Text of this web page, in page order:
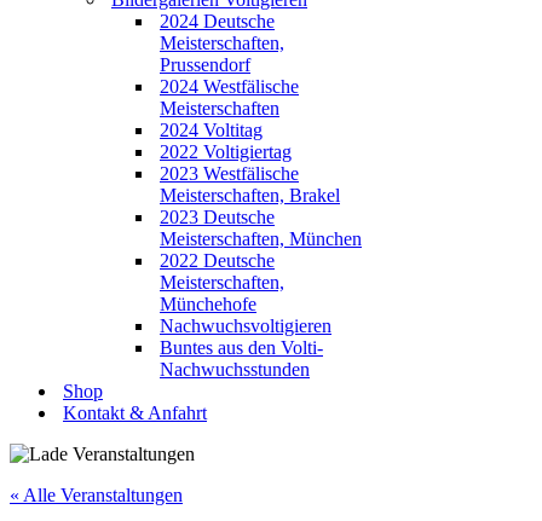
2024 Deutsche
Meisterschaften,
Prussendorf
2024 Westfälische
Meisterschaften
2024 Voltitag
2022 Voltigiertag
2023 Westfälische
Meisterschaften, Brakel
2023 Deutsche
Meisterschaften, München
2022 Deutsche
Meisterschaften,
Münchehofe
Nachwuchsvoltigieren
Buntes aus den Volti-
Nachwuchsstunden
Shop
Kontakt & Anfahrt
« Alle Veranstaltungen